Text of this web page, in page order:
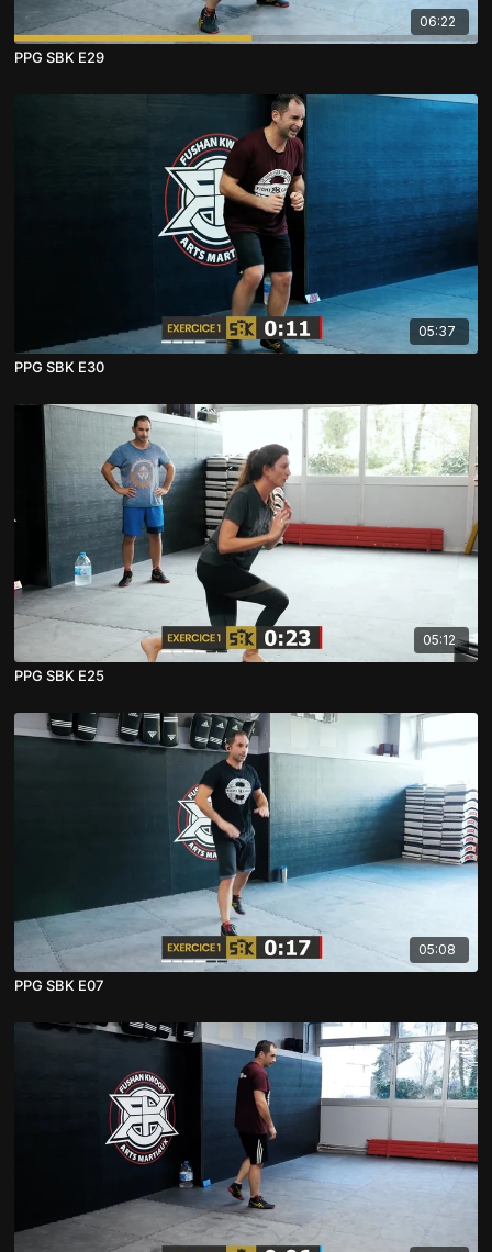
06:22
PPG SBK E29
05:37
PPG SBK E30
05:12
PPG SBK E25
05:08
PPG SBK E07